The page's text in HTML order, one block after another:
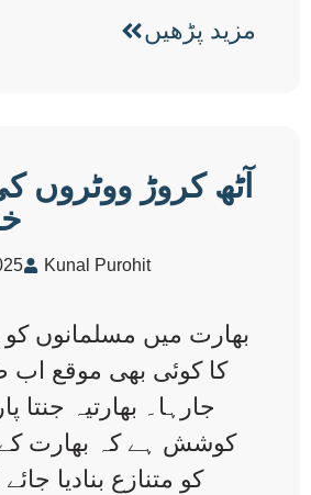
مزید پڑھیں
آٹھ کروڑ ووٹروں
Kunal Purohit
بھارت میں مسلمانوں کو
کا کوئی بھی موقع اب
جارہا۔ بھارتیہ جنتا
کوشش ہے کہ بھارت
کو متنازع بنادیا